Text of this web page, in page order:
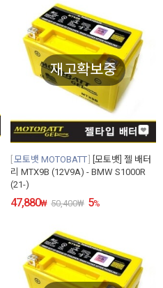
재고확보중
모토뱃 MOTOBATT
[모토뱃] 젤 배터
리 MTX9B (12V9A) - BMW S1000R
(21-)
47,880₩ 50,400₩ 5%